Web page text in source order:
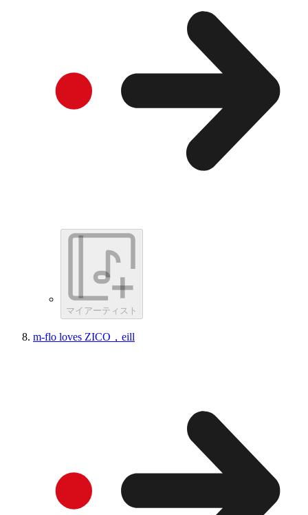
マイアーティスト
m-flo loves ZICO，eill